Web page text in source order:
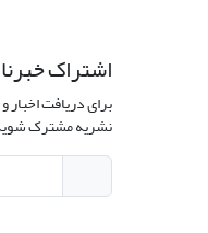
اشتراک
برای دریافت اخبار
نشریه مشترک